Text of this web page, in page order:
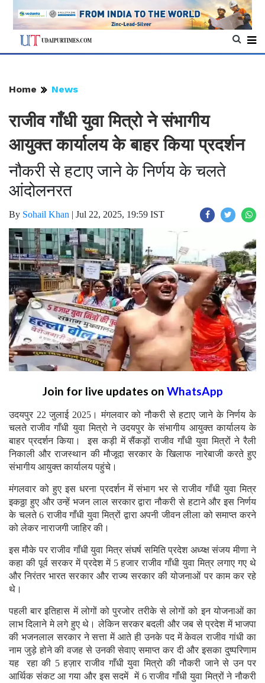
Home News
राजीव गाँधी युवा मित्रो ने संभागीय
आयुक्त कार्यालय के बाहर किया प्रदर्शन
नौकरी से हटाए जाने के निर्णय के चलते
आंदोलनरत
By Sohail Khan | Jul 22, 2025, 19:59 IST
Join for live updates on WhatsApp
उदयपुर 22 जुलाई 2025। मंगलवार को नौकरी से हटाए जाने के निर्णय के
चलते राजीव गाँधी युवा मित्रो ने उदयपुर के संभागीय आयुक्त कार्यालय के
बाहर प्रदर्शन किया। इस कड़ी में सैंकड़ों राजीव गाँधी युवा मित्रों ने रैली
निकाली और राजस्थान की मौजूदा सरकार के खिलाफ नारेबाजी करते हुए
संभागीय आयुक्त कार्यालय पहुंचे।
मंगलवार को हुए इस धरना प्रदर्शन में संभाग भर से राजीव गाँधी युवा मित्र
इकठ्ठा हुए और उन्हें भजन लाल सरकार द्वारा नौकरी से हटाने और इस निर्णय
के चलते 6 राजीव गाँधी युवा मित्रों द्वारा अपनी जीवन लीला को समाप्त करने
को लेकर नाराजगी जाहिर की।
इस मौके पर राजीव गाँधी युवा मित्र संघर्ष समिति प्रदेश अध्य्क्ष संजय मीणा ने
कहा की पूर्व सरकर में प्रदेश में 5 हजार राजीव गाँधी युवा मित्र लगाए गए थे
और निरंतर भारत सरकार और राज्य सरकार की योजनाओं पर काम कर रहे
थे।
पहली बार इतिहास में लोगों को पुरजोर तरीके से लोगों को इन योजनाओं का
लाभ दिलाने मे लगे हुए थे। लेकिन सरकर बदली और जब से प्रदेश में भाजपा
की भजनलाल सरकार ने सत्ता में आते ही उनके पद में केवल राजीव गांधी का
नाम जुड़े होने की वजह से उनकी सेवाए समाप्त कर दी और इसका दुष्परिणाम
यह रहा की 5 हज़ार राजीव गाँधी युवा मित्रो की नौकरी जाने से उन पर
आर्थिक संकट आ गया और इस सदमें में 6 राजीव गाँधी युवा मित्रों ने नौकरी